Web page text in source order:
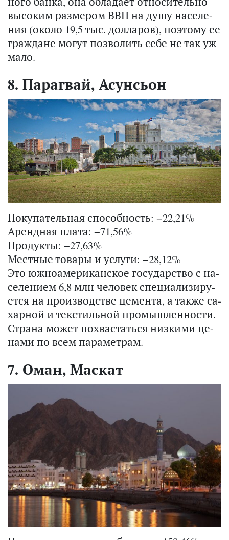
вы­со­ким раз­ме­ром ВВП на душу на­се­ле­
ния (около 19,5 тыс. дол­ла­ров), по­это­му ее
граж­дане могут поз­во­лить себе не так уж
мало.
8. Парагвай, Асунсьон
Покупательная способность: −22,21%
Арендная плата: −71,56%
Продукты: −27,63%
Местные товары и услуги: −28,12%
Это юж­но­аме­ри­кан­ское го­су­дар­ство с на­
се­ле­ни­ем 6,8 млн че­ло­век спе­ци­а­ли­зи­ру­
ет­ся на про­из­вод­стве це­мен­та, а также са­
хар­ной и тек­стиль­ной про­мыш­лен­но­сти.
Стра­на может по­хва­стать­ся низ­ки­ми це­
на­ми по всем па­ра­мет­рам.
7. Оман, Маскат